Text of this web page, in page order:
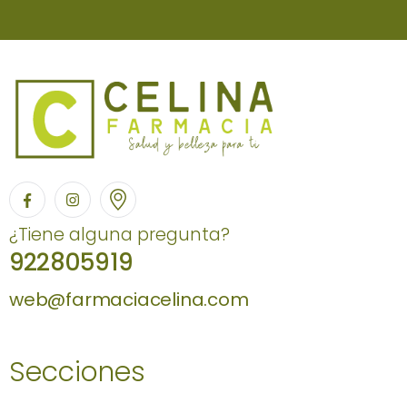
¿Tiene alguna pregunta?
922805919
web@farmaciacelina.com
Secciones